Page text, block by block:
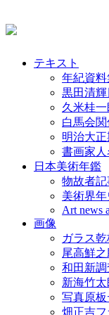
テキスト
年紀資
黒田清
久米桂
白馬会
明治大
書画家
日本美術年鑑
物故者記
美術界年
Art news
画像
ガラス乾
尾高鮮
和田新
新海竹
写真原板
畑正吉